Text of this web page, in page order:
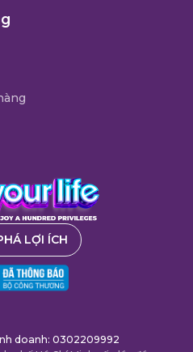
LỢI ÍCH
doanh: 0302209992